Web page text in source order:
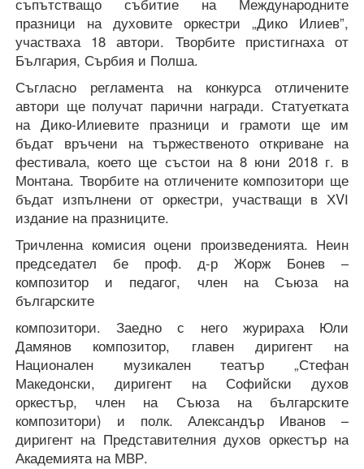
съпътстващо събитие на Международните
празници на духовите оркестри „Дико Илиев”,
участваха 18 автори. Творбите пристигнаха от
България, Сърбия и Полша.
Съгласно регламента на конкурса отличените
автори ще получат парични награди. Статуетката
на Дико-Илиевите празници и грамоти ще им
бъдат връчени на тържественото откриване на
фестивала, което ще състои на 8 юни 2018 г. в
Монтана. Творбите на отличените композитори ще
бъдат изпълнени от оркестри, участващи в ХVІ
издание на празниците.
Тричленна комисия оцени произведенията. Неин
председател бе проф. д-р Жорж Бонев –
композитор и педагог, член на Съюза на
българските
композитори. Заедно с него журираха Юли
Дамянов композитор, главен диригент на
Национален музикален театър „Стефан
Македонски, диригент на Софийски духов
оркестър, член на Съюза на българските
композитори) и полк. Александър Иванов –
диригент на Представителния духов оркестър на
Академията на МВР.